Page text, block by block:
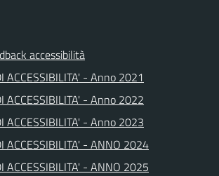
accessibilità
ACCESSIBILITA' - Anno 2021
ACCESSIBILITA' - Anno 2022
ACCESSIBILITA' - Anno 2023
ACCESSIBILITA' - ANNO 2024
ACCESSIBILITA' - ANNO 2025